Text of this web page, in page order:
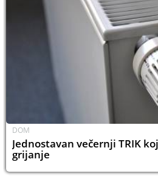
DOM
Jednostavan večernji TRIK
grijanje